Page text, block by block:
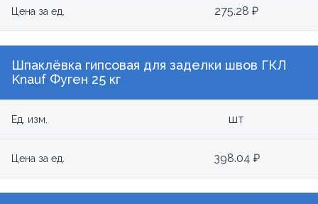
Цена за ед. 275.28 ₽
Шпаклёвка гипсовая для заделки швов ГКЛ
Knauf Фуген 25 кг
Ед. изм. шт
Цена за ед. 398.04 ₽